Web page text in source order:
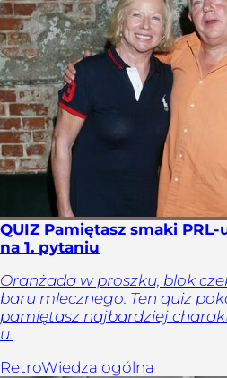
QUIZ Pamiętasz smaki
na 1. pytaniu
Oranżada w proszku, blok
baru mlecznego. Ten quiz
pamiętasz najbardziej
u.
RetroWiedza ogólna